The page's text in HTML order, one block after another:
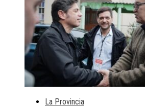
La Provincia